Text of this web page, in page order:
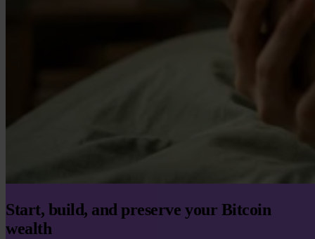
Start, build, and preserve your Bitcoin
wealth